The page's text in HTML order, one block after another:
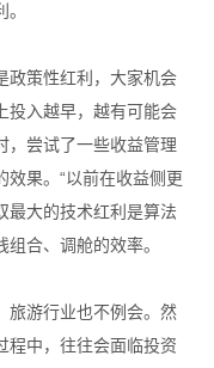
政策性红利，大家机会
投入越早，越有可能会
，尝试了一些收益管理
效果。“以前在收益侧更
最大的技术红利是算法
合、调舱的效率。
旅游行业也不例会。然
程中，往往会面临投资